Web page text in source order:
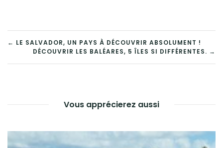
NAVIGATION
DE
← LE SALVADOR, UN PAYS À DÉCOUVRIR ABSOLUMENT !
DÉCOUVRIR LES BALÉARES, 5 ÎLES SI DIFFÉRENTES. →
Vous apprécierez aussi